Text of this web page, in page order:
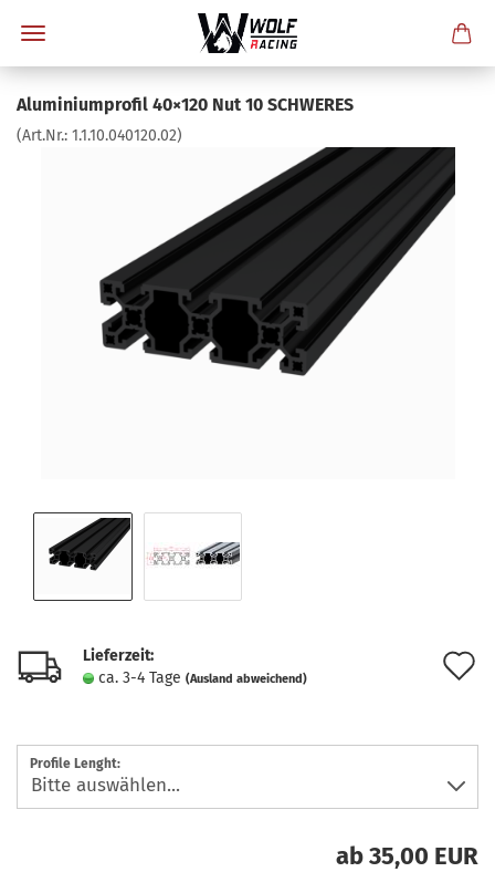
Aluminiumprofil 40×120 Nut 10 SCHWERES
(Art.Nr.: 1.1.10.040120.02)
Lieferzeit:
ca. 3-4 Tage (Ausland abweichend)
Profile Lenght:
ab 35,00 EUR